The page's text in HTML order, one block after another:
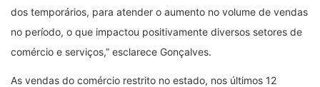
dos temporários, para atender o aumento no volume de vendas
no período, o que impactou positivamente diversos setores de
comércio e serviços,” esclarece Gonçalves.
As vendas do comércio restrito no estado, nos últimos 12